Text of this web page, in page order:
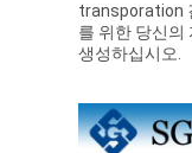
transporation
를 위한 당신의
생성하십시오.